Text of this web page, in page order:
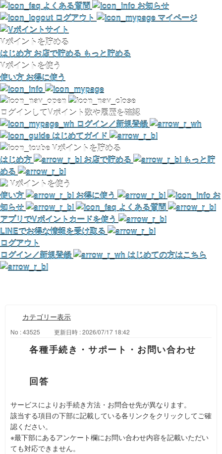
よくある質問
お知らせ
ログアウト
マイページ
Vポイントを貯める
はじめ方 お店で貯める もっと貯める
Vポイントを使う
使い方 お得に使う
ログインしてVポイント数や履歴を確認
ログイン／新規登録
はじめてガイド
Vポイントを貯める
はじめ方
お店で貯める
もっと貯
める
Vポイントを使う
使い方
お得に使う
お
知らせ
よくある質問
アプリでVポイントカードを使う
LINEでお得な情報を受け取る
ログアウト
ログイン／新規登録
はじめての方はこちら
カテゴリー表示
No : 43525 更新日時 : 2026/07/17 18:42
各種手続き・サポート・お問い合わせ
サービスによりお手続き方法・お問合せ先が異なります。
該当する項目の下部に記載している各リンクをクリックしてご確
認ください。
※最下部にあるアンケート欄にお問い合わせ内容を記載いただい
ても対応できません。